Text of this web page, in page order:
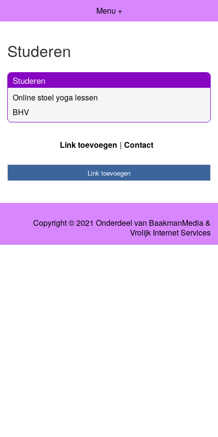
Menu +
Studeren
Studeren
Online stoel yoga lessen
BHV
Link toevoegen Contact
Link toevoegen
Copyright © 2021 Onderdeel van BaakmanMedia&
Vrolijk Internet Services